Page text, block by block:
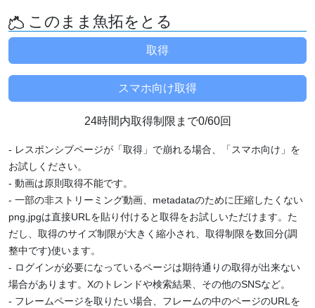
このまま魚拓をとる
24時間内取得制限まで0/60回
- レスポンシブページが「取得」で崩れる場合、「スマホ向け」を
お試しください。
- 動画は原則取得不能です。
- 一部の非ストリーミング動画、metadataのために圧縮したくない
png,jpgは直接URLを貼り付けると取得をお試しいただけます。た
だし、取得のサイズ制限が大きく縮小され、取得制限を数回分(調
整中です)使います。
- ログインが必要になっているページは期待通りの取得が出来ない
場合があります。Xのトレンドや検索結果、その他のSNSなど。
- フレームページを取りたい場合、フレームの中のページのURLを